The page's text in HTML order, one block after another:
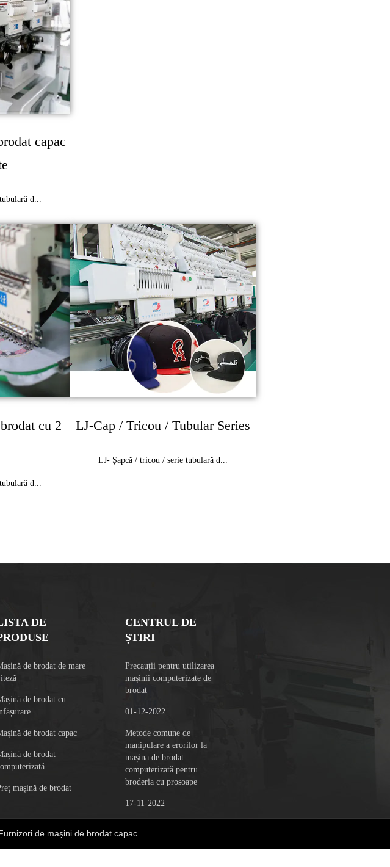
capac
d...
cu 2
d...
LJ-Cap / Tricou / Tubular Series
LJ- Șapcă / tricou / serie tubulară d...
DE
de brodat de mare
de brodat cu
de brodat capac
de brodat
mașină de brodat
CENTRUL DE
ȘTIRI
Precauții pentru utilizarea
mașinii computerizate de
brodat
01-12-2022
Metode comune de
manipulare a erorilor la
mașina de brodat
computerizată pentru
broderia cu prosoape
17-11-2022
de mașini de brodat capac